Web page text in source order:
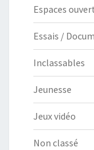
Espaces
Essais /
Inclassables
Jeunesse
Jeux vidéo
Non classé